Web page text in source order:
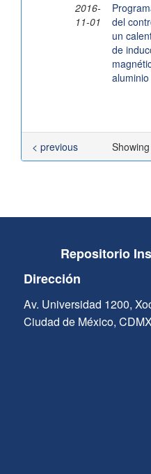
2016-
11-01
del
un
de
aluminio
< previous
Repositorio
Dirección
Av. Universidad 1200,
Ciudad de México,